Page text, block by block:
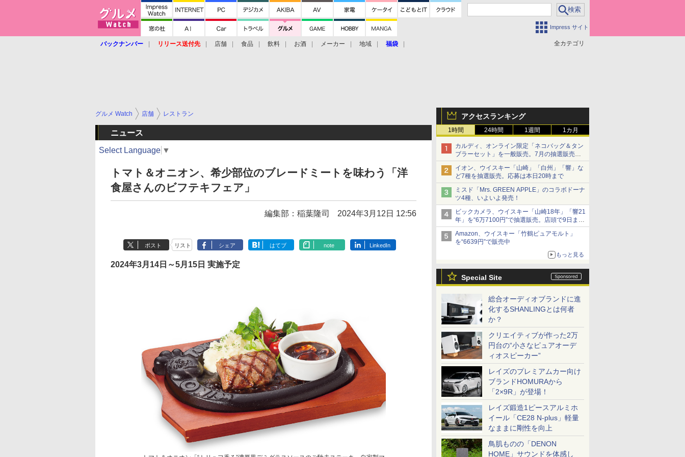
Impress サイト
全カテゴリ
バックナンバー リリース送付先 店舗 食品 飲料 お酒 メーカー 地域 福袋
アクセスランキング
1時間 24時間 1週間 1カ月
カルディ、オンライン限定「ネコバッグ＆タン
ブラーセット」を一般販売。7月の抽選販売の
当選無効分
イオン、ウイスキー「山崎」「白州」「響」な
ど7種を抽選販売。応募は本日20時まで
ミスド「Mrs. GREEN APPLE」のコラボドーナ
ツ4種、いよいよ発売！
ビックカメラ、ウイスキー「山崎18年」「響21
年」を“6万7100円”で抽選販売。店頭で9日まで
受付
Amazon、ウイスキー「竹鶴ピュアモルト」
を“6639円”で販売中
もっと見る
Special Site
総合オーディオブランドに進
化するSHANLINGとは何者
か？
クリエイティブが作った2万
円台の“小さなピュアオーデ
ィオスピーカー”
レイズのプレミアムカー向け
ブランドHOMURAから
「2×9R」が登場！
レイズ鍛造1ピースアルミホ
イール「CE28 N-plus」軽量
なままに剛性を向上
鳥肌ものの「DENON
HOME」サウンドを体感し
グルメ Watch 店舗 レストラン
ニュース
Select Language ▼
トマト＆オニオン、希少部位のブレードミートを味わう「洋
食屋さんのビフテキフェア」
編集部：稲葉隆司 2024年3月12日 12:56
ポスト リスト シェア はてブ note LinkedIn
2024年3月14日～5月15日 実施予定